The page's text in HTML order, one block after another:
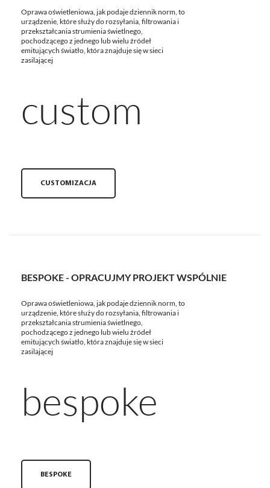
Oprawa oświetleniowa, jak podaje dziennik norm, to
urządzenie, które służy do rozsyłania, filtrowania i
przekształcania strumienia świetlnego,
pochodzącego z jednego lub wielu źródeł
emitujących światło, która znajduje się w sieci
zasilającej
custom
CUSTOMIZACJA
BESPOKE - OPRACUJMY PROJEKT WSPÓLNIE
Oprawa oświetleniowa, jak podaje dziennik norm, to
urządzenie, które służy do rozsyłania, filtrowania i
przekształcania strumienia świetlnego,
pochodzącego z jednego lub wielu źródeł
emitujących światło, która znajduje się w sieci
zasilającej
bespoke
BESPOKE